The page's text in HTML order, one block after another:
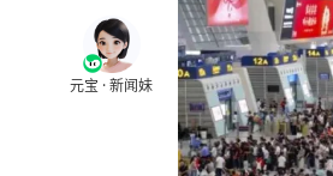
元宝 · 新闻妹